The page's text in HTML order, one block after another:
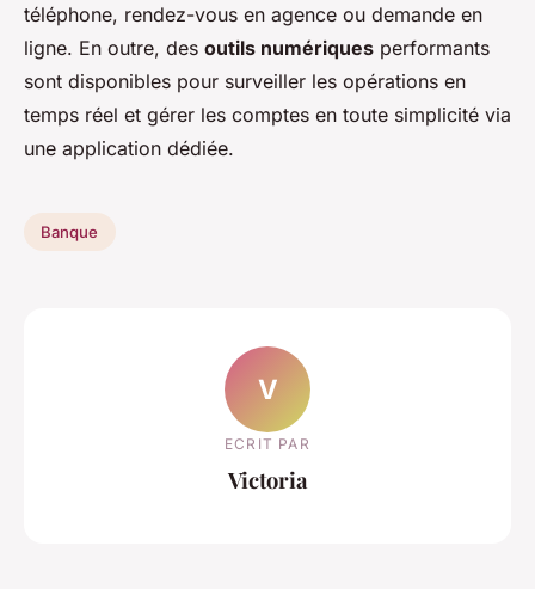
téléphone, rendez-vous en agence ou demande en
ligne. En outre, des outils numériques performants
sont disponibles pour surveiller les opérations en
temps réel et gérer les comptes en toute simplicité via
une application dédiée.
Banque
V
ECRIT PAR
Victoria